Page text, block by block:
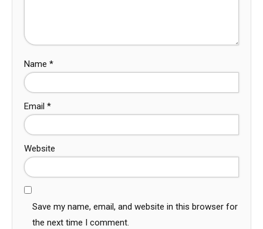
Name *
Email *
Website
Save my name, email, and website in this browser for
the next time I comment.